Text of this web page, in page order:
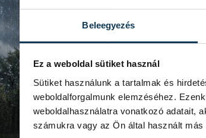
Beleegyezés
Ez a weboldal sütiket használ
Sütiket használunk a tartalmak és
weboldalforgalmunk elemzéséhez.
weboldalhasználatra vonatkozó adatait,
számukra vagy az Ön által használt